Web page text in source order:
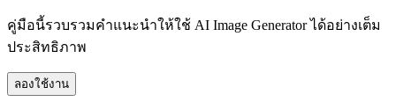
คู่มือนี้รวบรวมคำแนะนำให้ใช้ AI Image Generator ได้อย่างเต็ม
ประสิทธิภาพ
ลองใช้งาน